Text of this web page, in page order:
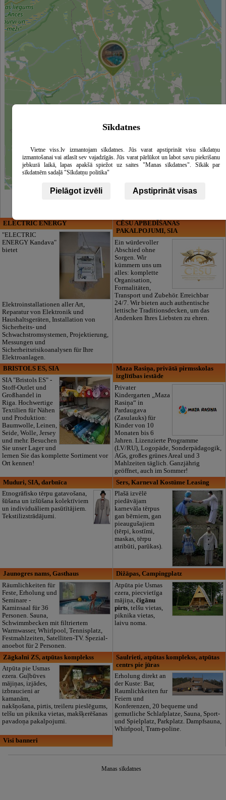
ELECTRIC ENERGY
"ELECTRIC
ENERGY Kandava"
bietet
Elektroinstallationen aller Art,
Reparatur von Elektronik und
Haushaltsgeräten, Installation von
Sicherheits- und
Schwachstromsystemen, Projektierung,
Messungen und
Sicherheitsrisikoanalysen für Ihre
Elektroanlagen.
CĒSU APBEDĪŠANAS
PAKALPOJUMI, SIA
Ein würdevoller
Abschied ohne
Sorgen. Wir
kümmern uns um
alles: komplette
Organisation,
Formalitäten,
Transport und Zubehör. Erreichbar
24/7. Wir bieten auch authentische
lettische Traditionsdecken, um das
Andenken Ihres Liebsten zu ehren.
BRISTOLS ES, SIA
SIA "Bristols ES" -
Stoff-Outlet und
Großhandel in
Riga. Hochwertige
Textilien für Nähen
und Produktion:
Baumwolle, Leinen,
Seide, Wolle, Jersey
und mehr. Besuchen
Sie unser Lager und
lernen Sie das komplette Sortiment vor
Ort kennen!
Maza Rasiņa, privātā pirmsskolas
izglītības iestāde
Privater
Kindergarten „Maza
Rasiņa“ in
Pardaugava
(Zasulauks) für
Kinder von 10
Monaten bis 6
Jahren. Lizenzierte Programme
(LV/RU), Logopäde, Sonderpädagogik,
AGs, großes grünes Areal und 3
Mahlzeiten täglich. Ganzjährig
geöffnet, auch im Sommer!
Muduri, SIA, darbnīca
Etnogrāfisko tērpu gatavošana,
šūšana un izšūšana kolektīviem
un individuāliem pasūtītājiem.
Tekstilizstrādājumi.
Sers, Karneval Kostüme Leasing
Plašā izvēlē
piedāvājam
karnevāla tērpus
gan bērniem, gan
pieaugušajiem
(tērpi, kostīmi,
maskas, tērpu
atribūti, parūkas).
Jaunogres nams, Gasthaus
Räumlichkeiten für
Feste, Erholung und
Seminare -
Kaminsaal für 36
Personen. Sauna,
Schwimmbecken mit filtriertem
Warmwasser, Whirlpool, Tennisplatz,
Festmahlzeiten, Satelliten-TV. Spezial-
anoebot für 2 Personen.
Dižāpas, Campingplatz
Atpūta pie Usmas
ezera, piecvietīga
mājiņa,čigānu
pirts, telšu vietas,
piknika vietas,
laivu noma.
Zāgkalni ZS, atpūtas komplekss
Atpūta pie Usmas
ezera. Guļbūves
mājiņas, izjādes,
izbraucieni ar
kamanām,
nakšņošana, pirtis, treileru pieslēgums,
telšu un piknika vietas, makšķerēšanas
pavadoņa pakalpojumi.
Saulrieti, atpūtas komplekss, atpūtas
centrs pie jūras
Erholung direkt an
der Kuste: Bar,
Raumlichkeiten fur
Feiern und
Konferenzen, 20 bequeme und
gemutliche Schlafplatze, Sauna, Sport-
und Spielplatz, Parkplatz. Dampfsauna,
Whirlpool, Tram-poline.
Visi banneri
Sīkdatnes
Vietne viss.lv izmantojam sīkdatnes. Jūs varat apstiprināt visu sīkdatņu
izmantošanai vai atlasīt sev vajadzīgās. Jūs varat pārlūkot un labot savu piekrišanu
jebkurā laikā, lapas apakšā spiežot uz saites "Manas sīkdatnes". Sīkāk par
sīkdatnēm sadaļā "Sīkdatņu politika"
Pielāgot izvēli Apstiprināt visas
Manas sīkdatnes